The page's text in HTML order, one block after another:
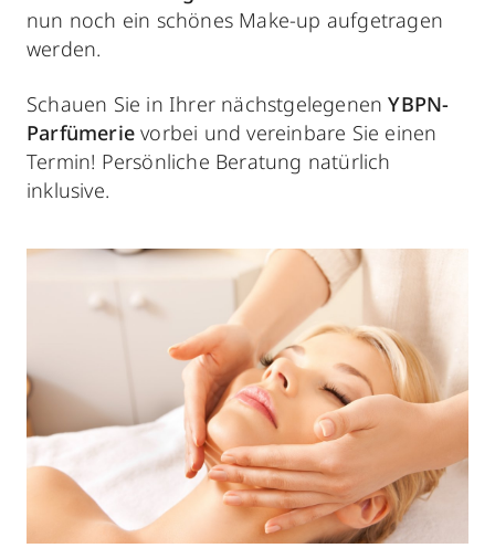
nun noch ein schönes Make-up aufgetragen
werden.
Schauen Sie in Ihrer nächstgelegenenYBPN-
Parfümerie vorbei und vereinbare Sie einen
Termin! Persönliche Beratung natürlich
inklusive.